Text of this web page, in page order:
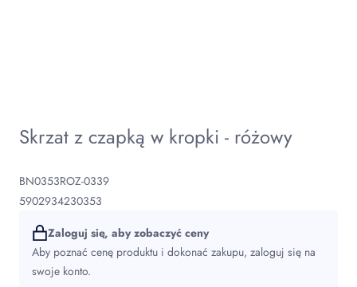
Skrzat z czapką w kropki - różowy
BN0353ROZ-0339
5902934230353
Zaloguj się, aby zobaczyć ceny
Aby poznać cenę produktu i dokonać zakupu, zaloguj się na
swoje konto.